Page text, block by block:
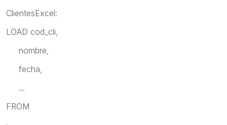
ClientesExcel:
LOAD cod_cli,
nombre,
fecha,
...
FROM